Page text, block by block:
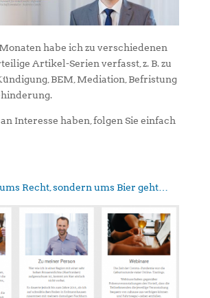
habe ich zu verschiedenen
Artikel-Serien verfasst, z. B. zu
BEM, Mediation, Befristung
Interesse haben, folgen Sie einfach
Recht, sondern ums Bier geht…